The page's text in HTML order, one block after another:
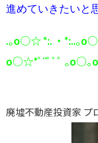
進めていきたいと
.｡o○☆ *:. ・*:..｡o○
o○☆*ﾟ¨ﾟﾟﾟ ｡o○｡
廃墟不動産投資家 プ